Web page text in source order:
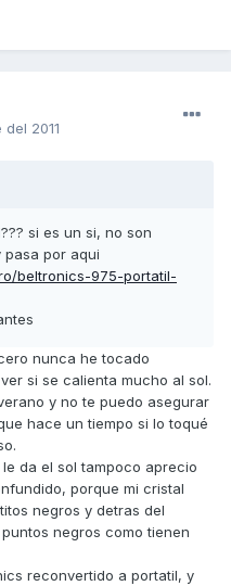
2011
si es un si, no son
pasa por aqui
beltronics-975-portatil-
nunca he tocado
si se calienta mucho al sol.
y no te puedo asegurar
hace un tiempo si lo toqué
da el sol tampoco aprecio
porque mi cristal
negros y detras del
negros como tienen
reconvertido a portatil, y